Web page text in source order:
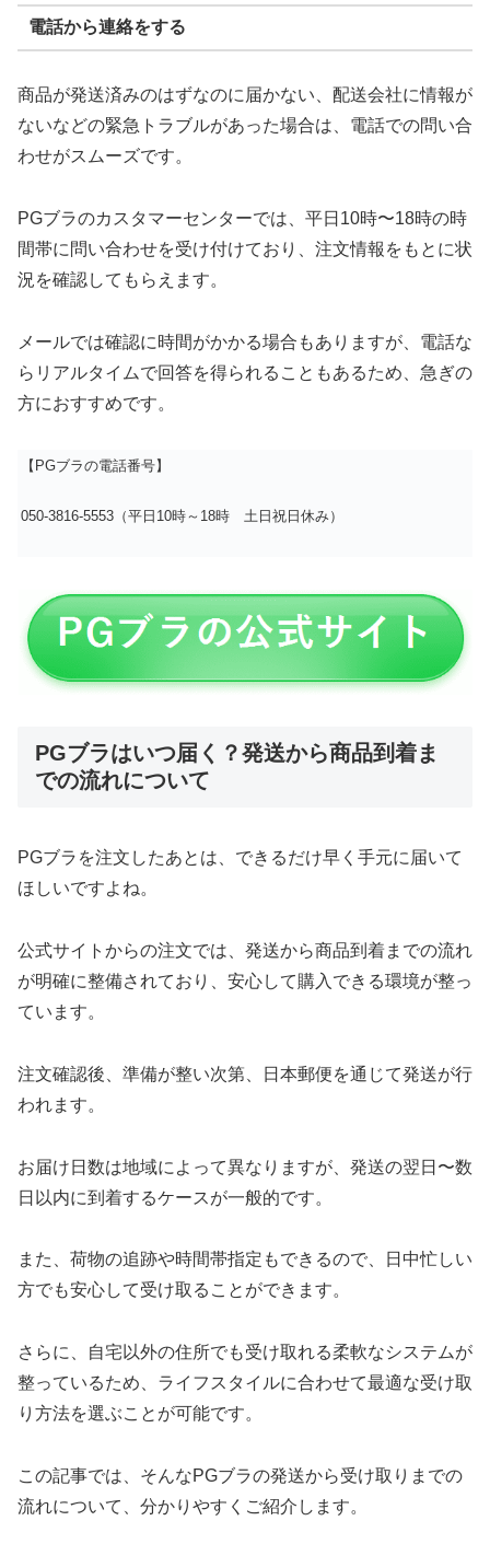
電話から連絡をする
商品が発送済みのはずなのに届かない、配送会社に情報が
ないなどの緊急トラブルがあった場合は、電話での問い合
わせがスムーズです。
PGブラのカスタマーセンターでは、平日10時〜18時の時
間帯に問い合わせを受け付けており、注文情報をもとに状
況を確認してもらえます。
メールでは確認に時間がかかる場合もありますが、電話な
らリアルタイムで回答を得られることもあるため、急ぎの
方におすすめです。
【PGブラの電話番号】
050-3816-5553（平日10時～18時 土日祝日休み）
PGブラはいつ届く？発送から商品到着ま
での流れについて
PGブラを注文したあとは、できるだけ早く手元に届いて
ほしいですよね。
公式サイトからの注文では、発送から商品到着までの流れ
が明確に整備されており、安心して購入できる環境が整っ
ています。
注文確認後、準備が整い次第、日本郵便を通じて発送が行
われます。
お届け日数は地域によって異なりますが、発送の翌日〜数
日以内に到着するケースが一般的です。
また、荷物の追跡や時間帯指定もできるので、日中忙しい
方でも安心して受け取ることができます。
さらに、自宅以外の住所でも受け取れる柔軟なシステムが
整っているため、ライフスタイルに合わせて最適な受け取
り方法を選ぶことが可能です。
この記事では、そんなPGブラの発送から受け取りまでの
流れについて、分かりやすくご紹介します。